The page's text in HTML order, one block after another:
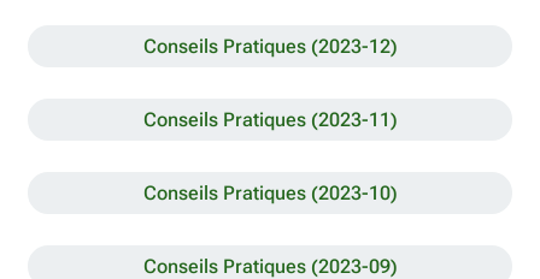
Conseils Pratiques (2023-12)
Conseils Pratiques (2023-11)
Conseils Pratiques (2023-10)
Conseils Pratiques (2023-09)